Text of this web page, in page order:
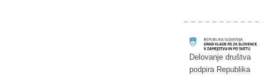
Delovanje društva
podpira Republika